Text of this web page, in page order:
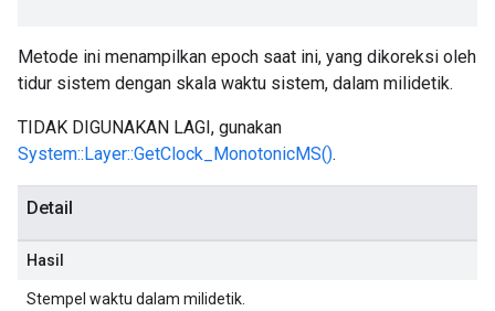
Metode ini menampilkan epoch saat ini, yang dikoreksi oleh
tidur sistem dengan skala waktu sistem, dalam milidetik.
TIDAK DIGUNAKAN LAGI, gunakan
System::Layer::GetClock_MonotonicMS().
Detail
Hasil
Stempel waktu dalam milidetik.